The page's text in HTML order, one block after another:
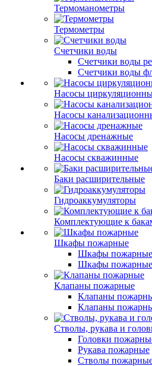
Термоманометры
Термометры
Счетчики воды
Счетчики воды
Счетчики воды
Насосы
Насосы
Насосы дренажные
Насосы скважинные
Баки расширительные
Гидроаккумуляторы
Комплектующие к
Шкафы пожарные
Шкафы пожарные
Шкафы пожарные
Клапаны пожарные
Клапаны
Клапаны
Стволы, рукава и
Головки
Рукава пожарные
Стволы